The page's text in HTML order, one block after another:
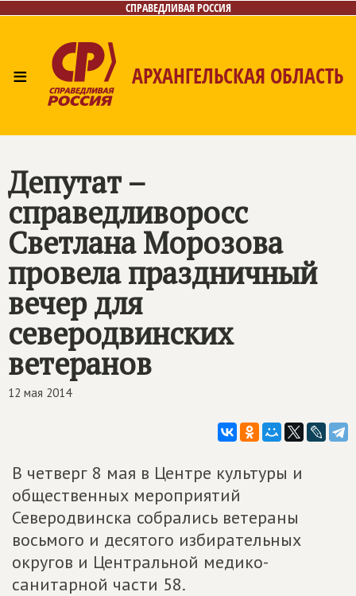
СПРАВЕДЛИВАЯ РОССИЯ
≡ АРХАНГЕЛЬСКАЯ ОБЛАСТЬ
Депутат –
справедливоросс
Светлана Морозова
провела праздничный
вечер для
северодвинских
ветеранов
12 мая 2014
В четверг 8 мая в Центре культуры и
общественных мероприятий
Северодвинска собрались ветераны
восьмого и десятого избирательных
округов и Центральной медико-
санитарной части 58.